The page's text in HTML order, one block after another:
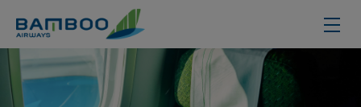
Lựa chọn chỗ ngồi yêu thích dễ